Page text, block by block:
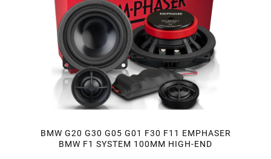
BMW G20 G30 G05 G01 F30 F11 EMPHASER
BMW F1 SYSTEM 100MM HIGH-END